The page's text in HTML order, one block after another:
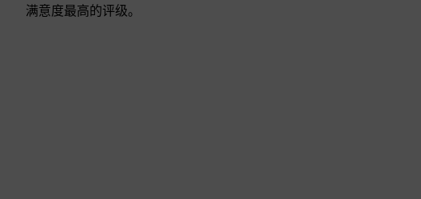
满意度最高的评级。